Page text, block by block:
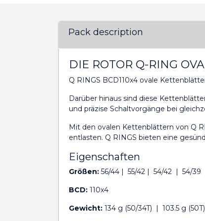
Pack description
DIE ROTOR Q-RING
Q RINGS BCD110x4 ovale
Darüber hinaus sind diese
und präzise Schaltvorgänge bei
Mit den ovalen Kettenblättern von Q
entlasten. Q RINGS bieten eine
Eigenschaften
Größen: 56/44 | 55/42 | 54/42 | 54/
BCD: 110x4
Gewicht: 134 g (50/34T) | 103.5 g